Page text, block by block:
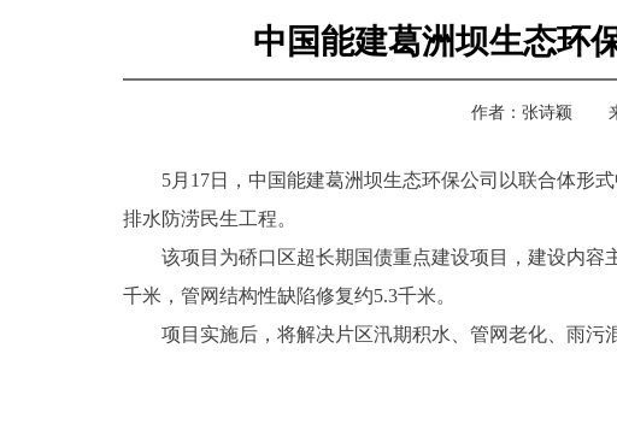
中国能建葛洲坝生态环
作者： 张诗颖
5月17日，中国能建葛洲坝生态环保公司以联合体形
排水防涝民生工程。
该项目为硚口区超长期国债重点建设项目，建设内
千米，管网结构性缺陷修复约5.3千米。
项目实施后，将解决片区汛期积水、管网老化、雨污